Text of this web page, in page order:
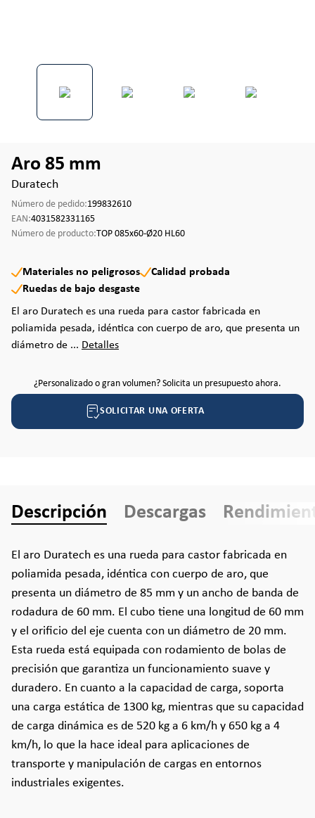
Aro 85 mm
Duratech
Número de pedido:199832610
EAN:4031582331165
Número de producto:TOP 085x60-Ø20 HL60
Materiales no peligrosos
Calidad probada
Ruedas de bajo desgaste
El aro Duratech es una rueda para castor fabricada en
poliamida pesada, idéntica con cuerpo de aro, que presenta un
diámetro de ... Detalles
¿Personalizado o gran volumen? Solicita un presupuesto ahora.
SOLICITAR UNA OFERTA
Descripción Descargas
El aro Duratech es una rueda para castor fabricada en
poliamida pesada, idéntica con cuerpo de aro, que
presenta un diámetro de 85 mm y un ancho de banda de
rodadura de 60 mm. El cubo tiene una longitud de 60 mm
y el orificio del eje cuenta con un diámetro de 20 mm.
Esta rueda está equipada con rodamiento de bolas de
precisión que garantiza un funcionamiento suave y
duradero. En cuanto a la capacidad de carga, soporta
una carga estática de 1300 kg, mientras que su capacidad
de carga dinámica es de 520 kg a 6 km/h y 650 kg a 4
km/h, lo que la hace ideal para aplicaciones de
transporte y manipulación de cargas en entornos
industriales exigentes.